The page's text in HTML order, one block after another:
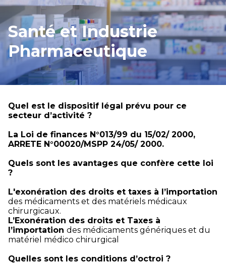
Santé et Industrie
Pharmaceutique
Quel est le dispositif légal prévu pour ce
secteur d’activité ?
La Loi de finances N°013/99 du 15/02/ 2000,
ARRETE N°00020/MSPP 24/05/ 2000.
Quels sont les avantages que confère cette loi
?
L'exonération des droits et taxes à l’importation
des médicaments et des matériels médicaux
chirurgicaux.
L’Exonération des droits et Taxes à
l’importation des médicaments génériques et du
matériel médico chirurgical
Quelles sont les conditions d’octroi ?